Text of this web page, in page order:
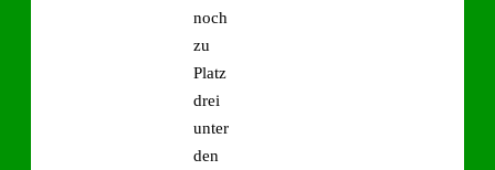
noch
zu
Platz
drei
unter
den